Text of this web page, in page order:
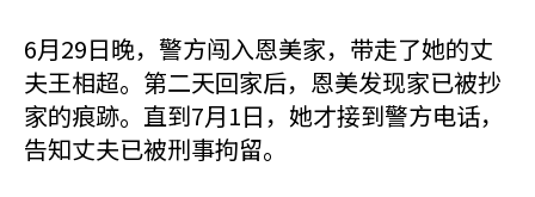
6月29日晚，警方闯入恩美家，带走了她的丈
夫王相超。第二天回家后，恩美发现家已被抄
家的痕跡。直到7月1日，她才接到警方电话，
告知丈夫已被刑事拘留。